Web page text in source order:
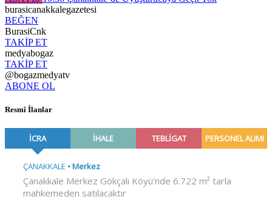
burasicanakkalegazetesi
BEĞEN
BurasiCnk
TAKİP ET
medyabogaz
TAKİP ET
@bogazmedyatv
ABONE OL
Resmî İlanlar